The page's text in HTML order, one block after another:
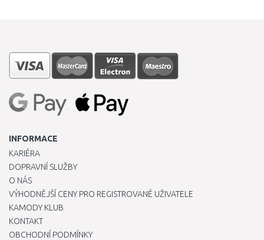
INFORMACE
KARIÉRA
DOPRAVNÍ SLUŽBY
O NÁS
VÝHODNĚJŠÍ CENY PRO REGISTROVANÉ UŽIVATELE
KAMODY KLUB
KONTAKT
OBCHODNÍ PODMÍNKY